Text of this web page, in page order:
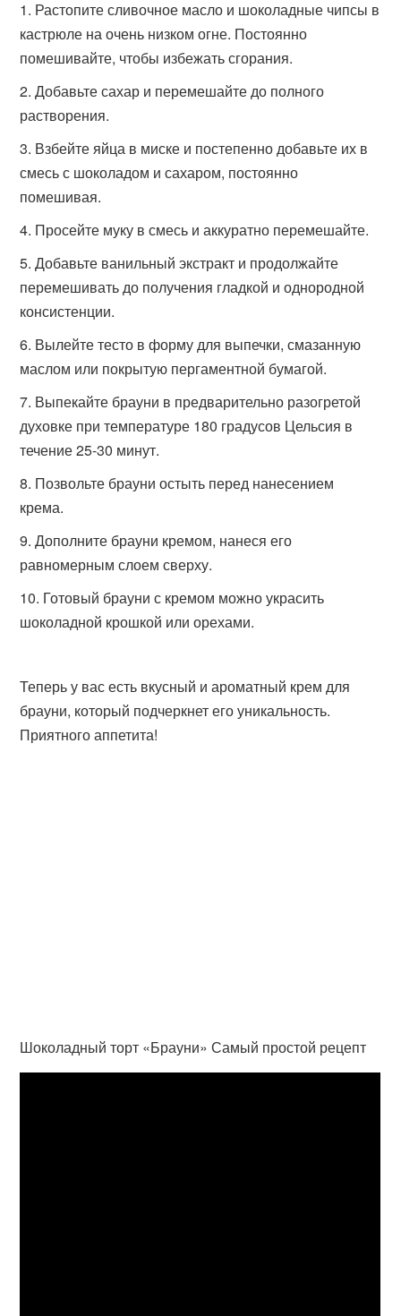
Растопите сливочное масло и шоколадные чипсы в
кастрюле на очень низком огне. Постоянно
помешивайте, чтобы избежать сгорания.
Добавьте сахар и перемешайте до полного
растворения.
Взбейте яйца в миске и постепенно добавьте их в
смесь с шоколадом и сахаром, постоянно
помешивая.
Просейте муку в смесь и аккуратно перемешайте.
Добавьте ванильный экстракт и продолжайте
перемешивать до получения гладкой и однородной
консистенции.
Вылейте тесто в форму для выпечки, смазанную
маслом или покрытую пергаментной бумагой.
Выпекайте брауни в предварительно разогретой
духовке при температуре 180 градусов Цельсия в
течение 25-30 минут.
Позвольте брауни остыть перед нанесением
крема.
Дополните брауни кремом, нанеся его
равномерным слоем сверху.
Готовый брауни с кремом можно украсить
шоколадной крошкой или орехами.
Теперь у вас есть вкусный и ароматный крем для
брауни, который подчеркнет его уникальность.
Приятного аппетита!
Шоколадный торт «Брауни» Самый простой рецепт